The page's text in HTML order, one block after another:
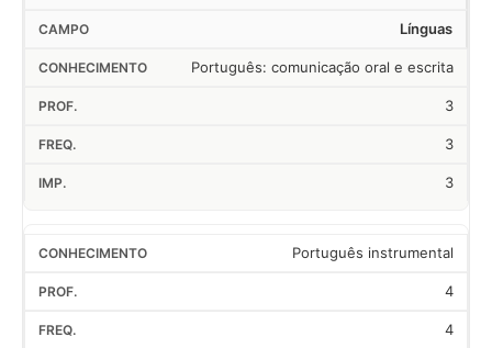
Línguas
Português: comunicação oral e escrita
3
3
3
Português instrumental
4
4